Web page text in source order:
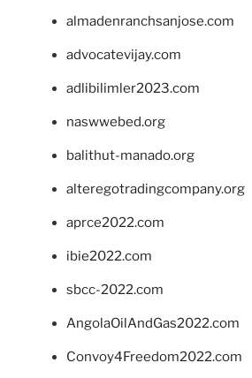
almadenranchsanjose.com
advocatevijay.com
adlibilimler2023.com
naswwebed.org
balithut-manado.org
alteregotradingcompany.org
aprce2022.com
ibie2022.com
sbcc-2022.com
AngolaOilAndGas2022.com
Convoy4Freedom2022.com